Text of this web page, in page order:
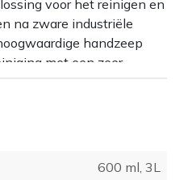
voor het reinigen en
na zware industriële
handzeep
met een zeer
het een genot is om te
600 ml, 3L